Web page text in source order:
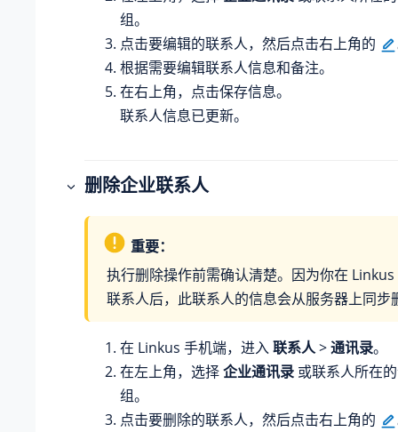
组。
点击要编辑的联系人，然后点击右上角的
根据需要编辑联系人信息和备注。
在右上角，点击保存信息。
联系人信息已更新。
删除企业联系人
重要：
执行删除操作前需确认清楚。因为你在
联系人后，此联系人的信息会从服务器上同步
在 Linkus 手机端，进入联系人>通讯录。
在左上角，选择企业通讯录 或联系人所在
组。
点击要删除的联系人，然后点击右上角的